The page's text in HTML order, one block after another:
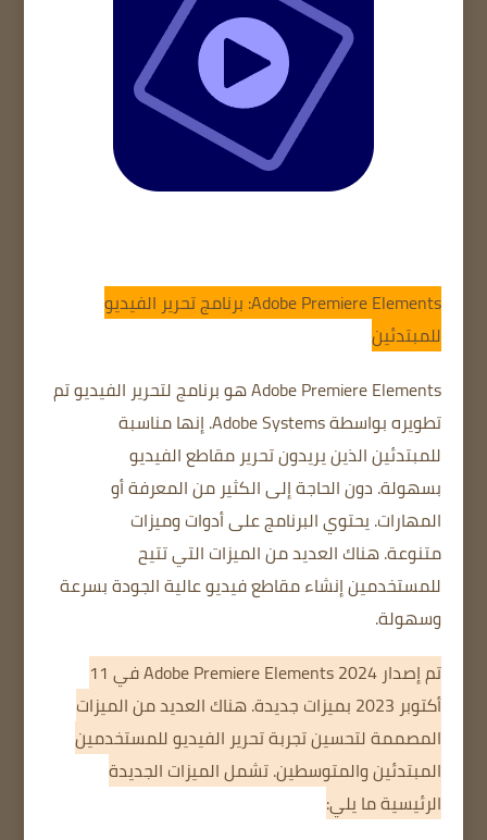
Adobe Premiere Elements: برنامج تحرير الفيديو
للمبتدئين
Adobe Premiere Elements هو برنامج لتحرير الفيديو تم
تطويره بواسطة Adobe Systems.
إنها مناسبة
للمبتدئين الذين يريدون تحرير مقاطع الفيديو
بسهولة. دون الحاجة إلى الكثير من المعرفة أو
المهارات.يحتوي البرنامج على أدوات وميزات
متنوعة.هناك العديد من الميزات التي تتيح
للمستخدمين إنشاء مقاطع فيديو عالية الجودة بسرعة
وسهولة.
تم إصدار Adobe Premiere Elements 2024 في 11
أكتوبر 2023 بميزات جديدة.
هناك العديد من الميزات
المصممة لتحسين تجربة تحرير الفيديو للمستخدمين
المبتدئين والمتوسطين.تشمل الميزات الجديدة
الرئيسية ما يلي: